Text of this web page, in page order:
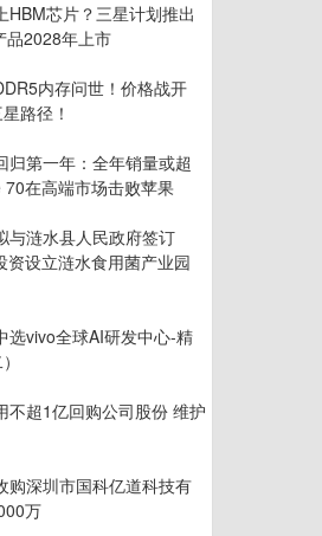
HBM芯片？三星计划推出
品2028年上市
内存问世！价格战开
路径！
归第一年：全年销量或超
在高端市场击败苹果
与涟水县人民政府签订
资设立涟水食用菌产业园
选vivo全球AI研发中心-精
不超1亿回购公司股份 维护
购深圳市国科亿道科技有
万